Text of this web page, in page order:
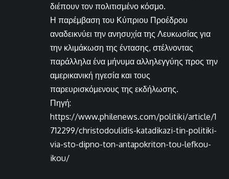
διέπουν τον πολιτισμένο κόσμο.
Η παρέμβαση του Κύπριου Προέδρου
αναδεικνύει την ανησυχία της Λευκωσίας για
την κλιμάκωση της έντασης, στέλνοντας
παράλληλα ένα μήνυμα αλληλεγγύης προς την
αμερικανική ηγεσία και τους
παρευρισκόμενους της εκδήλωσης.
Πηγή:
https://www.philenews.com/politiki/article/1
712299/christodoulidis-katadikazi-tin-politiki-
via-sto-dipno-ton-antapokriton-tou-lefkou-
ikou/